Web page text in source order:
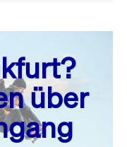
SA. SO.
1
2
7 8
über